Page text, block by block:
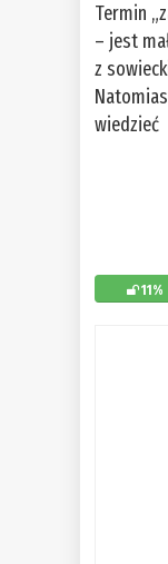
Termin
– jest
z
wiedzieć
11%